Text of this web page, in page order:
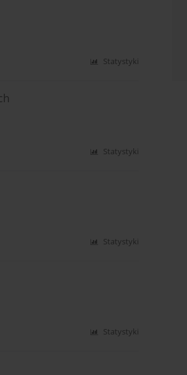
Statystyki
Statystyki
Statystyki
Statystyki